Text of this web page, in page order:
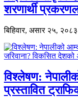
शरणार्थी
बिहिवार, असार २५, २०८३
विश्लेषण:
प्रस्तावित